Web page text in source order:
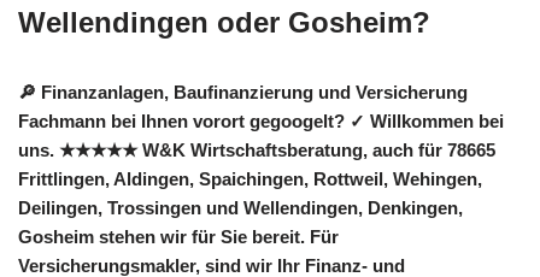
Wellendingen oder Gosheim?
🔎 Finanzanlagen, Baufinanzierung und Versicherung
Fachmann bei Ihnen vorort gegoogelt? ✓ Willkommen bei
uns. ★★★★★ W&K Wirtschaftsberatung, auch für 78665
Frittlingen, Aldingen, Spaichingen, Rottweil, Wehingen,
Deilingen, Trossingen und Wellendingen, Denkingen,
Gosheim stehen wir für Sie bereit. Für
Versicherungsmakler, sind wir Ihr Finanz- und